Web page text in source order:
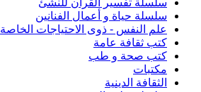
سلسلة تفسير القرآن للنشئ
سلسلة حياة و أعمال الفنانين
علم النفس - ذوى الاحتياجات الخاصة
كتب ثقافة عامة
كتب صحة و طب
مكتبات
الثقافة الدينية